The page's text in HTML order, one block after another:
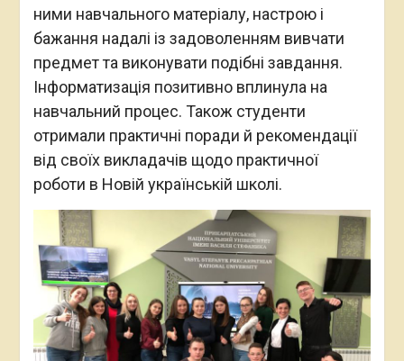
ними навчального матеріалу, настрою і
бажання надалі із задоволенням вивчати
предмет та виконувати подібні завдання.
Інформатизація позитивно вплинула на
навчальний процес. Також студенти
отримали практичні поради й рекомендації
від своїх викладачів щодо практичної
роботи в Новій українській школі.